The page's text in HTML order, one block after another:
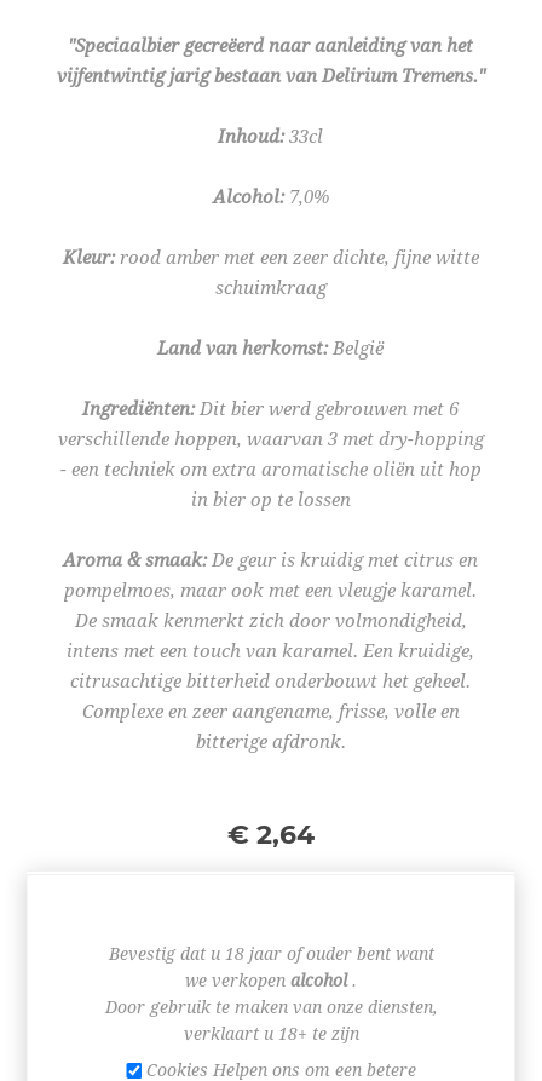
"Speciaalbier gecreëerd naar aanleiding van het
vijfentwintig jarig bestaan van Delirium Tremens."
Inhoud:33cl
Alcohol: 7,0%
Kleur:rood amber met een zeer dichte, fijne witte
schuimkraag
Land van herkomst:België
Ingrediënten:Dit bier werd gebrouwen met 6
verschillende hoppen, waarvan 3 met dry-hopping
- een techniek om extra aromatische oliën uit hop
in bier op te lossen
Aroma & smaak:De geur is kruidig met citrus en
pompelmoes, maar ook met een vleugje karamel.
De smaak kenmerkt zich door volmondigheid,
intens met een touch van karamel. Een kruidige,
citrusachtige bitterheid onderbouwt het geheel.
Complexe en zeer aangename, frisse, volle en
bitterige afdronk.
€ 2,64
+
-
BESTEL NU!
Bevestig dat u 18 jaar of ouder bent want
we verkopen alcohol.
Door gebruik te maken van onze diensten,
verklaart u 18+ te zijn
Cookies Helpen ons om een betere